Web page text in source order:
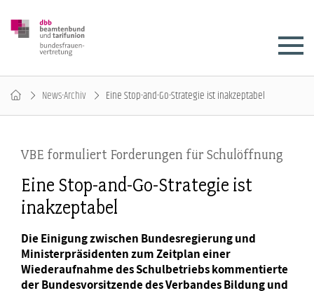
News-Archiv Eine Stop-and-Go-Strategie ist inakzeptabel
VBE formuliert Forderungen für Schulöffnung
Eine Stop-and-Go-Strategie ist
inakzeptabel
Die Einigung zwischen Bundesregierung und
Ministerpräsidenten zum Zeitplan einer
Wiederaufnahme des Schulbetriebs kommentierte
der Bundesvorsitzende des Verbandes Bildung und